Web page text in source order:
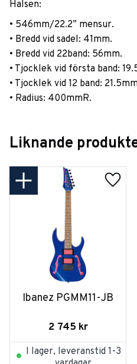
Halsen:
• 546mm/22.2” mensur.
• Bredd vid sadel: 41mm.
• Bredd vid 22band: 56mm.
• Tjocklek vid första band:
• Tjocklek vid 12 band:
• Radius: 400mmR.
Liknande
Ibanez PGMM11-JB
2 745 kr
I lager, leveranstid 1-3